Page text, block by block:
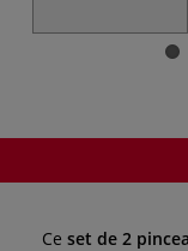
Ce set de 2